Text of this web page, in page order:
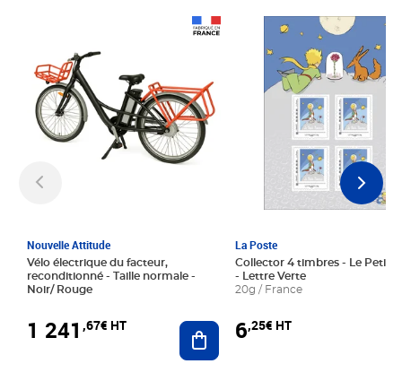
Nouvelle Attitude
Vélo électrique du facteur,
reconditionné - Taille normale -
Noir/ Rouge
1 241 ,67€ HT Ajouter au panier
La Poste
Collector 4 timbres - Le Petit
- Lettre Verte
20g / France
6,25€ HT
Prix 6,25€ HT